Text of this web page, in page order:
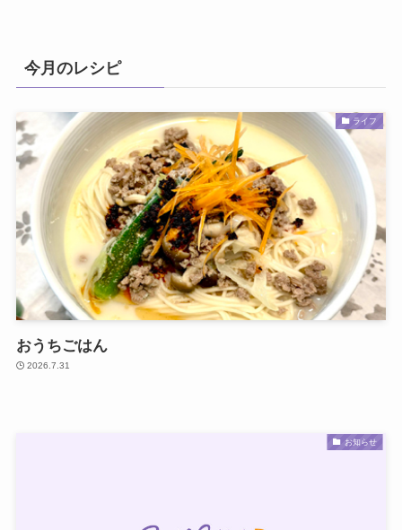
今月のレシピ
ライフ
おうちごはん
2026.7.31
お知らせ